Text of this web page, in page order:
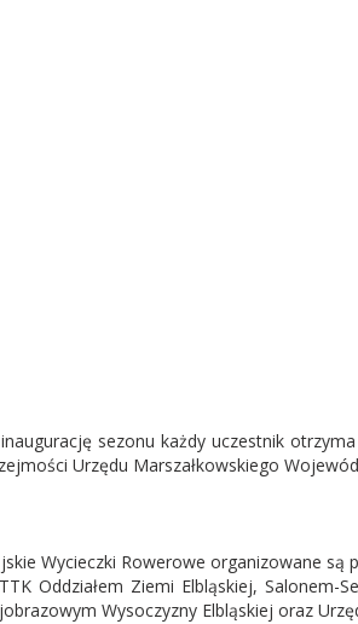
sezonu każdy uczestnik
Urzędu Marszałkowskiego
Wycieczki Rowerowe organizowane są
Oddziałem Ziemi Elbląskiej, Salonem-
Wysoczyzny Elbląskiej oraz